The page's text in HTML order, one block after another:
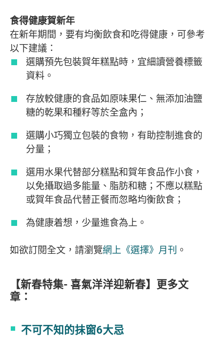
食得健康賀新年
在新年期間，要有均衡飲食和吃得健康，可參考
以下建議：
選購預先包裝賀年糕點時，宜細讀營養標籤
資料。
存放較健康的食品如原味果仁、無添加油鹽
糖的乾果和種籽等於全盒內；
選購小巧獨立包裝的食物，有助控制進食的
分量；
選用水果代替部分糕點和賀年食品作小食，
以免攝取過多能量、脂肪和糖；不應以糕點
或賀年食品代替正餐而忽略均衡飲食；
為健康着想，少量進食為上。
如欲訂閱全文，請瀏覽網上《選擇》月刊 。
【新春特集- 喜氣洋洋迎新春】更多文
章：
不可不知的抺窗6大忌